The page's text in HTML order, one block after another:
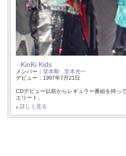
KinKi Kids
メンバー： 堂本剛
堂本光一
デビュー：1997年7月21日
CDデビュー以前からレギュラー番組を持っ
エリート。
詳しく見る